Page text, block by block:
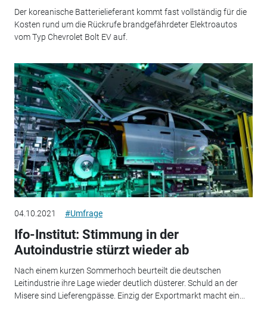
Der koreanische Batterielieferant kommt fast vollständig für die
Kosten rund um die Rückrufe brandgefährdeter Elektroautos
vom Typ Chevrolet Bolt EV auf.
04.10.2021 #Umfrage
Ifo-Institut: Stimmung in der
Autoindustrie stürzt wieder ab
Nach einem kurzen Sommerhoch beurteilt die deutschen
Leitindustrie ihre Lage wieder deutlich düsterer. Schuld an der
Misere sind Lieferengpässe. Einzig der Exportmarkt macht ein...